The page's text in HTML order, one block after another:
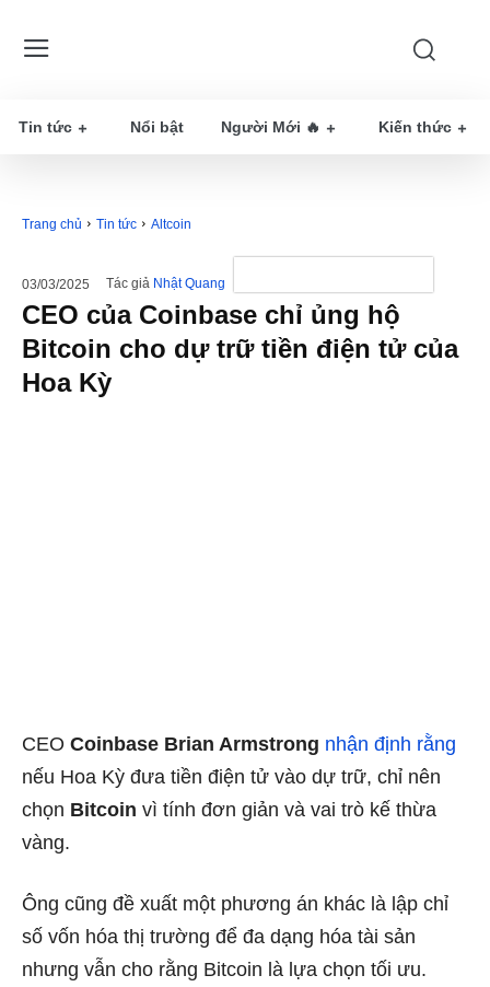
Tin tức Nổi bật Người Mới 🔥 Kiến thức
Trang chủ Tin tức Altcoin
03/03/2025 Tác giả Nhật Quang
CEO của Coinbase chỉ ủng hộ
Bitcoin cho dự trữ tiền điện tử của
Hoa Kỳ
CEO Coinbase Brian Armstrong nhận định rằng
nếu Hoa Kỳ đưa tiền điện tử vào dự trữ, chỉ nên
chọn Bitcoin vì tính đơn giản và vai trò kế thừa
vàng.
Ông cũng đề xuất một phương án khác là lập chỉ
số vốn hóa thị trường để đa dạng hóa tài sản
nhưng vẫn cho rằng Bitcoin là lựa chọn tối ưu.